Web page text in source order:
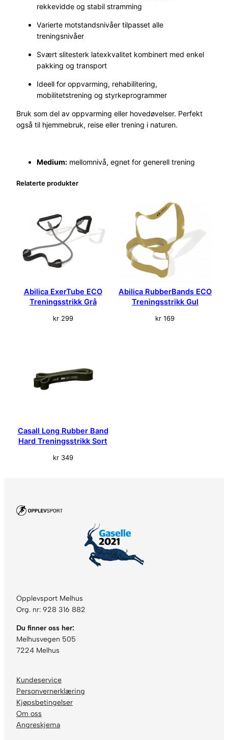
d
a
l
rekkevidde og stabil stramming
Varierte motstandsnivåer tilpasset alle
treningsnivåer
Svært slitesterk latexkvalitet kombinert med enkel
pakking og transport
Ideell for oppvarming, rehabilitering,
mobilitetstrening og styrkeprogrammer
Bruk som del av oppvarming eller hovedøvelser. Perfekt
også til hjemmebruk, reise eller trening i naturen.
Medium: mellomnivå, egnet for generell trening
Relaterte produkter
Abilica ExerTube ECO
Treningsstrikk Grå
kr299
Abilica RubberBands ECO
Treningsstrikk Gul
kr 169
Casall Long Rubber Band
Hard Treningsstrikk Sort
kr349
Opplevsport Melhus
Org. nr: 928 316 882
Du finner oss her:
Melhusvegen 505
7224 Melhus
Kundeservice
Personvernerklæring
Kjøpsbetingelser
Om oss
Angreskjema